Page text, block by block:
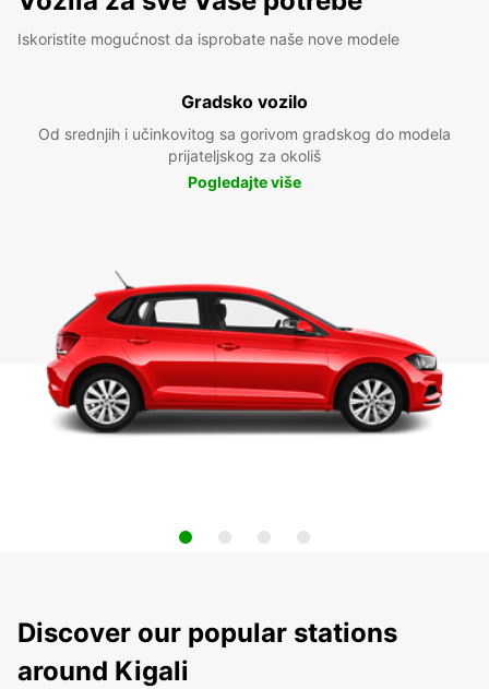
Iskoristite mogućnost da isprobate naše nove modele
Gradsko vozilo
Od srednjih i učinkovitog sa gorivom gradskog do modela
prijateljskog za okoliš
Pogledajte više
Discover our popular stations
around Kigali